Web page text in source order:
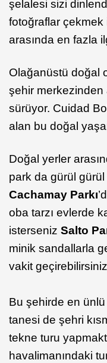
şelalesi sizi
fotoğraflar
arasında en fazla
Olağanüstü doğal
şehir merkezinden
sürüyor. Cuidad
alan bu doğal
Doğal yerler
park da gürül
Cachamay Parkı
oba tarzı evlerde
isterseniz Salto
minik sandallarla
vakit
Bu şehirde en
tanesi de şehri
tekne turu
havalimanındaki